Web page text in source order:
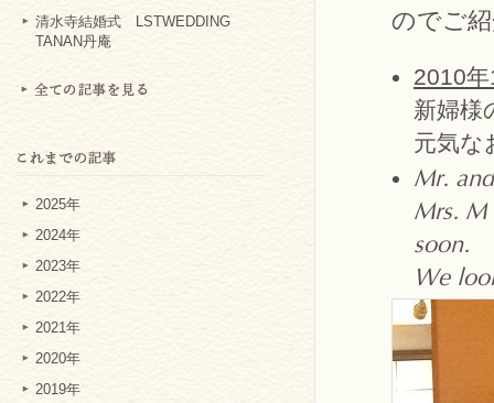
清水寺結婚式 LSTWEDDING
TANAN丹庵
2025年
2024年
2023年
2022年
2021年
2020年
2019年
のでご
2010
新婦様
元気な
Mr.
Mrs. M
soon.
We